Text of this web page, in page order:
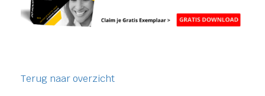
Terug naar overzicht